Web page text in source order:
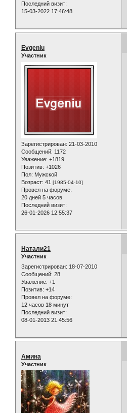
Последний визит:
15-03-2022 17:46:48
Evgeniu
Участник
Зарегистрирован: 21-03-2010
Сообщений: 1172
Уважение: +1819
Позитив: +1026
Пол: Мужской
Возраст: 41 [1985-04-10]
Провел на форуме:
20 дней 5 часов
Последний визит:
26-01-2026 12:55:37
Натали21
Участник
Зарегистрирован: 18-07-2010
Сообщений: 28
Уважение: +1
Позитив: +14
Провел на форуме:
12 часов 18 минут
Последний визит:
08-01-2013 21:45:56
Амина
Участник